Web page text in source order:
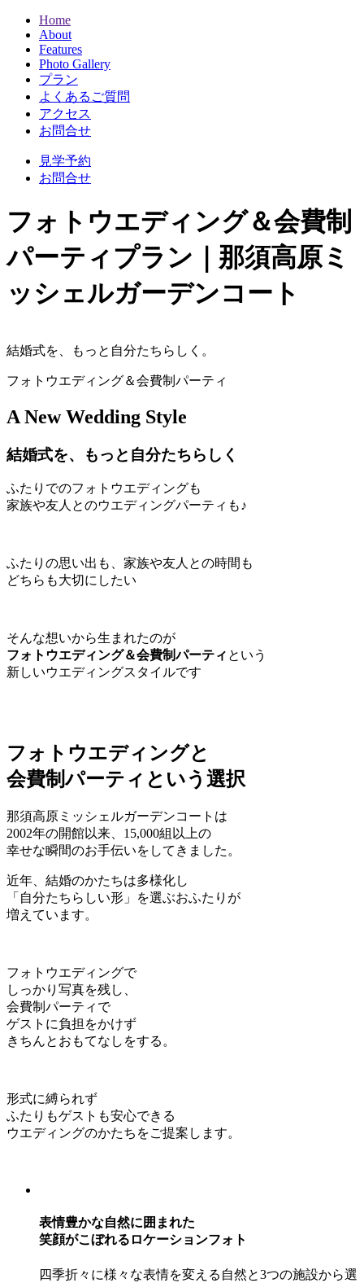
Home
About
Features
Photo Gallery
プラン
よくあるご質問
アクセス
お問合せ
見学予約
お問合せ
フォトウエディング＆会費制
パーティプラン｜那須高原ミ
ッシェルガーデンコート
結婚式を、もっと自分たちらしく。
フォトウエディング＆会費制パーティ
A New Wedding Style
結婚式を、もっと自分たちらしく
ふたりでのフォトウエディングも
家族や友人とのウエディングパーティも♪
ふたりの思い出も、家族や友人との時間も
どちらも大切にしたい
そんな想いから生まれたのが
フォトウエディング＆会費制パーティ という
新しいウエディングスタイルです
フォトウエディングと
会費制パーティという選択
那須高原ミッシェルガーデンコートは
2002年の開館以来、​15,000組以上の
幸せな瞬間のお手伝いをしてきました。
近年、結婚のかたちは多様化し
「自分たちらしい形」を選ぶおふたりが
増えています。
フォトウエディングで
しっかり写真を残し、
会費制パーティで
ゲストに負担をかけず
きちんとおもてなしをする。
形式に縛られず
ふたりもゲストも安心できる
ウエディングのかたちをご提案します。
表情豊かな自然に囲まれた
笑顔がこぼれるロケーションフォト
四季折々に様々な表情を変える自然と3つの施設から選